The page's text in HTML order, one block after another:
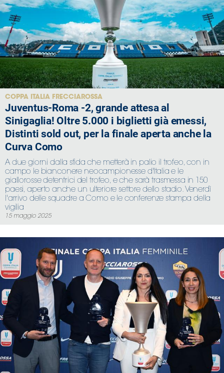
COPPA ITALIA FRECCIAROSSA
Juventus-Roma -2, grande attesa al
Sinigaglia! Oltre 5.000 i biglietti già emessi,
Distinti sold out, per la finale aperta anche la
Curva Como
A due giorni dalla sfida che metterà in palio il trofeo, con in
campo le bianconere neocampionesse d'Italia e le
giallorosse detentrici del trofeo, e che sarà trasmessa in 150
paesi, aperto anche un ulteriore settore dello stadio. Venerdì
l'arrivo delle squadre a Como e le conferenze stampa della
vigilia
15 maggio 2025